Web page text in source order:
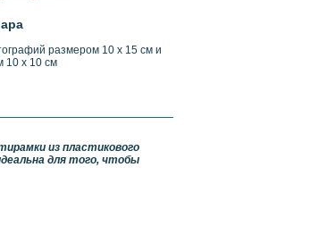
размером 10 х 15 см и
10 х 10 см
из пластикового
для того, чтобы